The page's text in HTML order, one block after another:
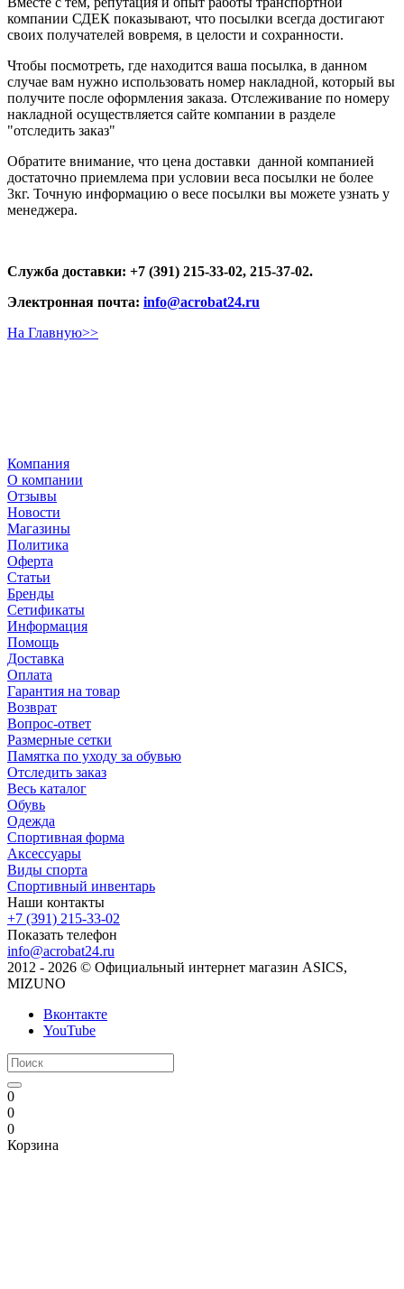
компании СДЕК показывают, что посылки всегда достигают
своих получателей вовремя, в целости и сохранности.
Чтобы посмотреть, где находится ваша посылка, в данном
случае вам нужно использовать номер накладной, который вы
получите после оформления заказа. Отслеживание по номеру
накладной осуществляется сайте компании в разделе
"отследить заказ"
Обратите внимание, что цена доставки данной компанией
достаточно приемлема при условии веса посылки не более
3кг. Точную информацию о весе посылки вы можете узнать у
менеджера.
Служба доставки: +7 (391) 215-33-02, 215-37-02.
Электронная почта: info@acrobat24.ru
На Главную>>
Компания
О компании
Отзывы
Новости
Магазины
Политика
Оферта
Статьи
Бренды
Сетификаты
Информация
Помощь
Доставка
Оплата
Гарантия на товар
Возврат
Вопрос-ответ
Размерные сетки
Памятка по уходу за обувью
Отследить заказ
Весь каталог
Обувь
Одежда
Спортивная форма
Аксессуары
Виды спорта
Спортивный инвентарь
Наши контакты
+7 (391) 215-33-02
Показать телефон
info@acrobat24.ru
2012 - 2026 © Официальный интернет магазин ASICS,
MIZUNO
Вконтакте
YouTube
0
0
0
Корзина